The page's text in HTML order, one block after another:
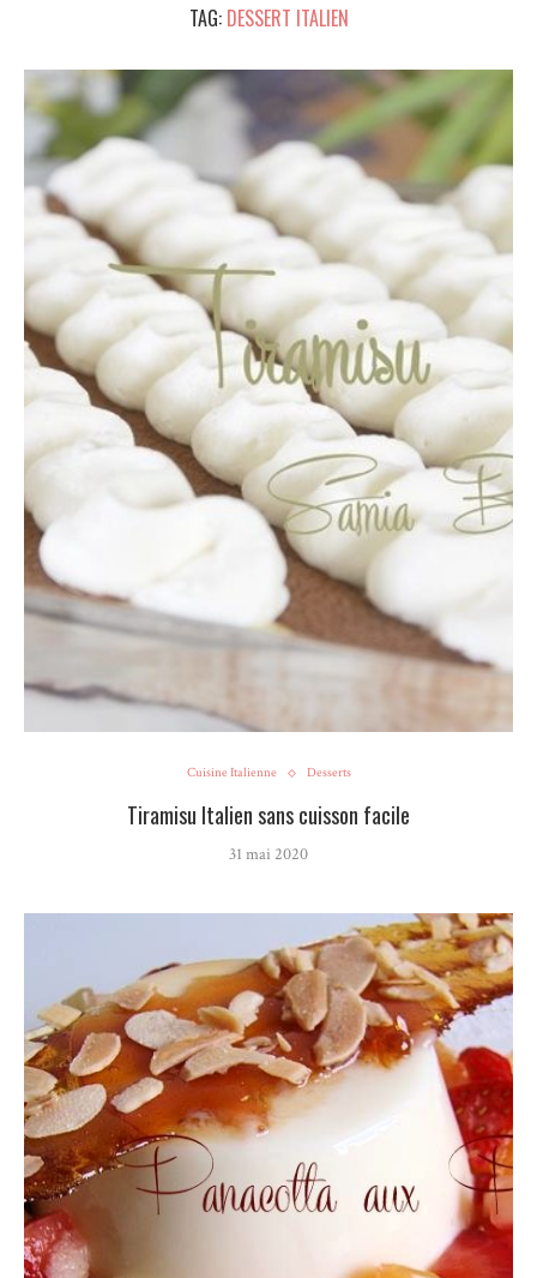
TAG: DESSERT ITALIEN
Cuisine Italienne Desserts
Tiramisu Italien sans cuisson facile
31 mai 2020